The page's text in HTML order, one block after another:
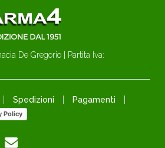
De Gregorio | Partita Iva:
Spedizioni
Pagamenti
Policy